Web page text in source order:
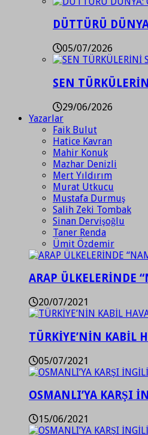
DÜTTÜRÜ
05/07/2026
SEN
29/06/2026
Yazarlar
Faik Bulut
Hatice Kavran
Mahir Konuk
Mazhar Denizli
Mert Yıldırım
Murat Utkucu
Mustafa Durmuş
Salih Zeki Tombak
Sinan Dervişoğlu
Taner Renda
Ümit Özdemir
ARAP ÜLKELERİNDE
20/07/2021
TÜRKİYE’NİN KABİL
05/07/2021
OSMANLI’YA KARŞI
15/06/2021